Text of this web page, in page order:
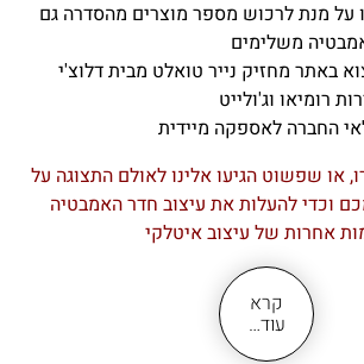
על מנת לרכוש מספר מוצרים מהסדרה גם
משלימים
באתר מחזיק נייר טואלט מבית דלוצ'י
רומיאו וג'ולייט
החברה לאספקה מיידית
או שפשוט הגיעו אלינו לאולם התצוגה על
וכדי להעלות את עיצוב חדר האמבטיה
אחרות של עיצוב איטלקי
קרא
עוד…